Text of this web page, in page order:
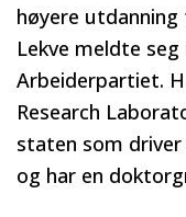
høyere utdanning
Lekve meldte
Arbeiderpartiet.
Research
staten som
og har en